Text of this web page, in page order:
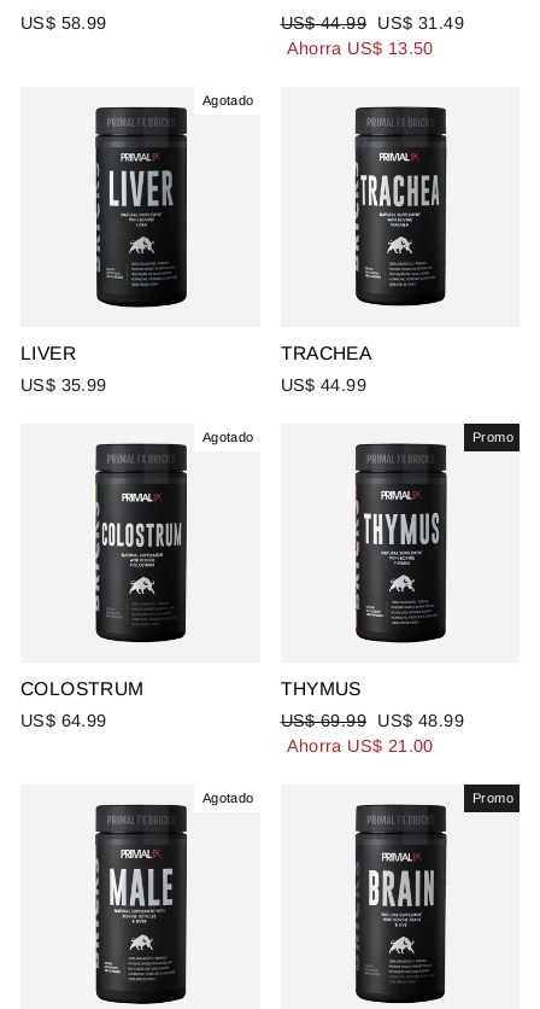
US$ 58.99
Precio
habitual
US$ 44.99
Precio
de
US$ 31.49
Ahorra US$ 13.50
Agotado
LIVER
US$ 35.99
TRACHEA
US$ 44.99
Agotado
COLOSTRUM
US$ 64.99
Promo
THYMUS
Precio
habitual
US$ 69.99
Precio
de
US$ 48.99
Ahorra US$ 21.00
Agotado Promo